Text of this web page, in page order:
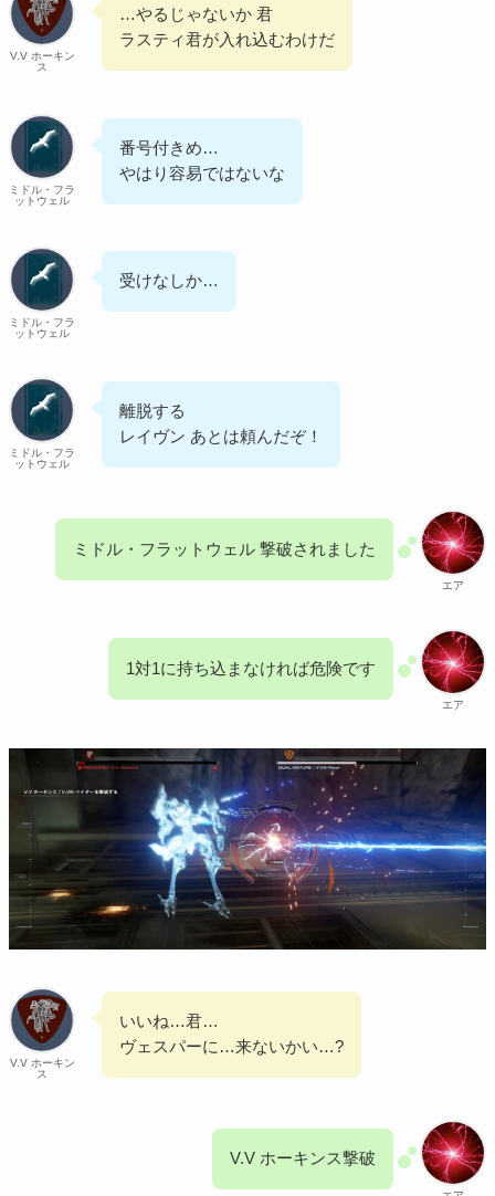
V.V ホーキン
ス
…やるじゃないか 君
ラスティ君が入れ込むわけだ
ミドル・フラ
ットウェル
番号付きめ…
やはり容易ではないな
ミドル・フラ
ットウェル
受けなしか…
ミドル・フラ
ットウェル
離脱する
レイヴン あとは頼んだぞ！
エア
ミドル・フラットウェル 撃破されました
エア
1対1に持ち込まなければ危険です
V.V ホーキン
ス
いいね…君…
ヴェスパーに…来ないかい…?
V.V ホーキンス撃破